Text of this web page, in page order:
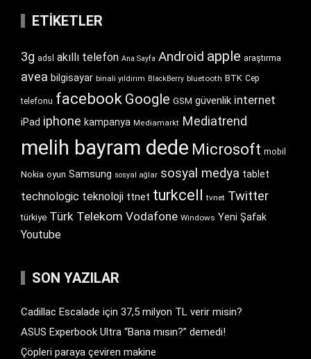
ETIKETLER
3g adsl akıllı telefon Ana Sayfa Android apple araştırma
avea bilgisayar binali yıldırım BlackBerry bluetooth BTK Cep
telefonu facebook Google GSM güvenlik internet
iPad iphone kampanya Mediamarkt Mediatrend
melih bayram dede Microsoft mobil
Nokia oyun Samsung sosyal ağlar sosyal medya tablet
technologic teknoloji ttnet turkcell tvnet Twitter
türkiye Türk Telekom Vodafone Windows Yeni Şafak
Youtube
SON YAZILAR
Cadillac Escalade için 37,5 milyon TL verir misin?
ASUS Experbook Ultra “Bana mısın?” demedi!
Çöpleri paraya çeviren makine